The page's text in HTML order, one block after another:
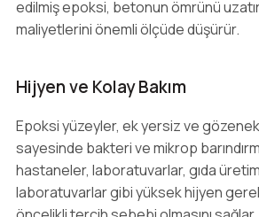
edilmiş epoksi, betonun ömrünü
maliyetlerini önemli ölçüde düşürür.
Hijyen ve Kolay Bakım
Epoksi yüzeyler, ek yersiz ve
sayesinde bakteri ve mikrop
hastaneler, laboratuvarlar, gıda
laboratuvarlar gibi yüksek hijyen